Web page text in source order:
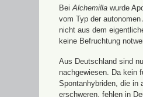
BeiAlchemilla wurde
vom Typ der
nicht aus dem
keine Befruchtung
Aus Deutschland sind
nachgewiesen. Da kein
Spontanhybriden, die in
erschweren, fehlen in